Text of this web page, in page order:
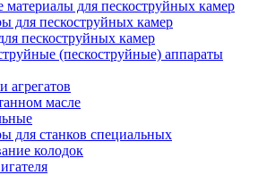
материалы для пескоструйных камер
для пескоструйных камер
пескоструйных камер
(пескоструйные) аппараты
агрегатов
масле
для станков специальных
колодок